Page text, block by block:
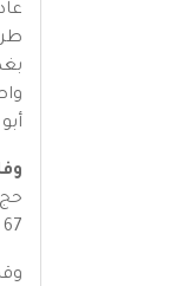
67 سنة، ودفن بمكة. ولم تذكر التراجم شيئًا عن أسرته أو حياته الاجتماعية.